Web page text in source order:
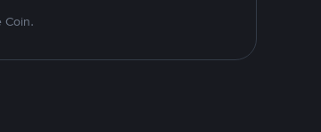
Coin.